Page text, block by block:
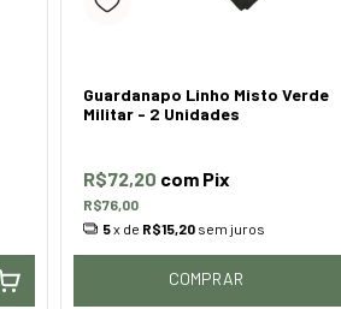
Guardanapo Linho Misto Verde
Militar - 2 Unidades
R$76,00
R$72,20 com Pix
5x de R$15,20 sem juros
COMPRAR